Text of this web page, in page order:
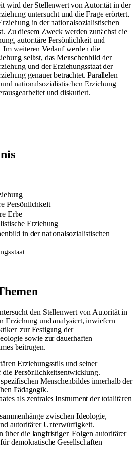
wird der Stellenwert von Autorität in der
untersucht und die Frage erörtert,
in der nationalsozialistischen
Zu diesem Zweck werden zunächst die
autoritäre Persönlichkeit und
Im weiteren Verlauf werden die
selbst, das Menschenbild der
und der Erziehungsstaat der
genauer betrachtet. Parallelen
nationalsozialistischen Erziehung
und diskutiert.
Persönlichkeit
Erbe
Erziehung
in der nationalsozialistischen
den Stellenwert von Autorität in
Erziehung und analysiert, inwiefern
zur Festigung der
sowie zur dauerhaften
beitrugen.
Erziehungsstils und seiner
Persönlichkeitsentwicklung.
Menschenbildes innerhalb der
Pädagogik.
als zentrales Instrument der totalitären
zwischen Ideologie,
autoritärer Unterwürfigkeit.
über die langfristigen Folgen autoritärer
demokratische Gesellschaften.